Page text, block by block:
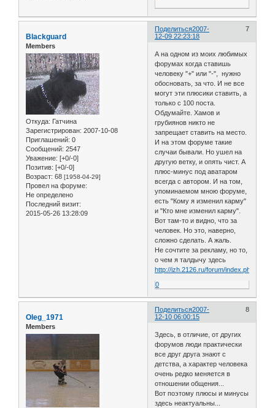
Поделиться 7
2007-
12-09 22:23:18
Blackguard
Members
Откуда: Гатчина
Зарегистрирован: 2007-10-08
Приглашений: 0
Сообщений: 2547
Уважение: [+0/-0]
Позитив: [+0/-0]
Возраст: 68 [1958-04-29]
Провел на форуме:
Не определено
Последний визит:
2015-05-26 13:28:09
А на одном из моих любимых
форумах когда ставишь
человеку "+" или "-", нужно
обосновать, за что. И не все
могут эти плюсики ставить, а
только с 100 поста.
Обдумайте. Хамов и
грубиянов никто не
запрещает ставить на место.
И на этом форуме такие
случаи бывали. Но ушел на
другую ветку, и опять чист. А
плюс-минус под аватаром
всегда с автором. И на том,
упоминаемом мною форуме,
есть "Кому я изменил карму"
и "Кто мне изменил карму".
Вот там-то и видно, что за
человек. Но это, наверно,
сложно сделать. А жаль.
Не сочтите за рекламу, но то,
о чем я талдычу здесь
http://izh.2126.ru/forum/index.php
0
Поделиться 8
2007-
12-10 06:00:15
Oleg_1971
Members
Здесь, в отличие, от других
форумов люди практически
все друг друга знают с
детства, а характер человека
очень редко меняется в
отношении общения...
Вот поэтому плюсы и минусы
здесь неактуальны...